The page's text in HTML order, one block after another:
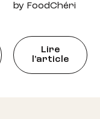
by FoodChéri
Lire
l'article